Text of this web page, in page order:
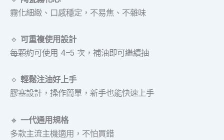
霧化細緻、口感穩定，不易焦、不雜味
🔹 可重複使用設計
每顆約可使用 4–5 次，補油即可繼續抽
🔹 輕鬆注油好上手
膠塞設計，操作簡單，新手也能快速上手
🔹 一代通用規格
多款主流主機適用，不怕買錯